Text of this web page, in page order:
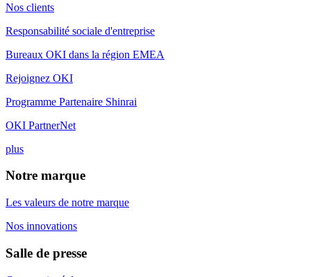
Nos clients
Responsabilité sociale d'entreprise
Bureaux OKI dans la région EMEA
Rejoignez OKI
Programme Partenaire Shinrai
OKI PartnerNet
plus
Notre marque
Les valeurs de notre marque
Nos innovations
Salle de presse